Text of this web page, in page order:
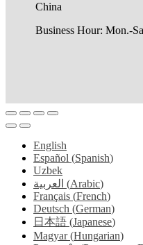
China
Business Hour: Mon.-
English
Español (Spanish)
Uzbek
العربية (Arabic)
Français (French)
Deutsch (German)
日本語 (Japanese)
Magyar(Hungarian)